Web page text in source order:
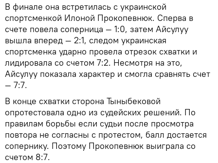
В финале она встретилась с украинской
спортсменкой Илоной Прокопевнюк. Сперва в
счете повела соперница — 1:0, затем Айсулуу
вышла вперед — 2:1, следом украинская
спортсменка ударно провела отрезок схватки и
лидировала со счетом 7:2. Несмотря на это,
Айсулуу показала характер и смогла сравнять счет
— 7:7.
В конце схватки сторона Тыныбековой
опротестовала одно из судейских решений. По
правилам борьбы если судьи после просмотра
повтора не согласны с протестом, балл достается
сопернику. Поэтому Прокопевнюк выиграла со
счетом 8:7.